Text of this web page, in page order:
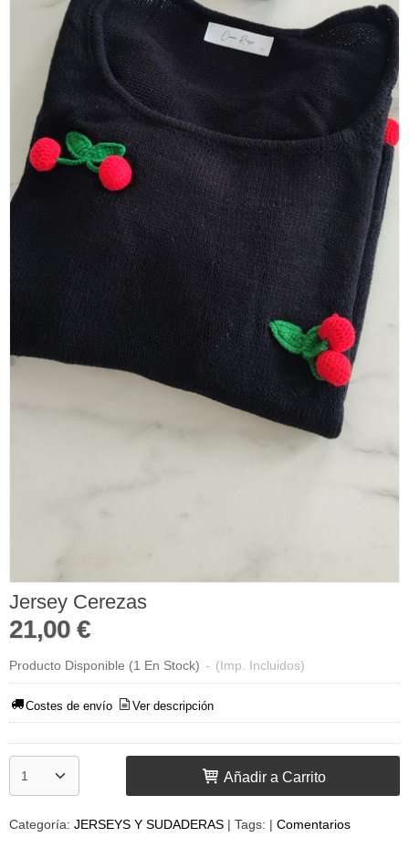
Jersey Cerezas
21,00 €
Producto Disponible (1 En Stock) - (Imp. Incluidos)
Costes de envío Ver descripción
Añadir a Carrito
Categoría: JERSEYS Y SUDADERAS | Tags: | Comentarios